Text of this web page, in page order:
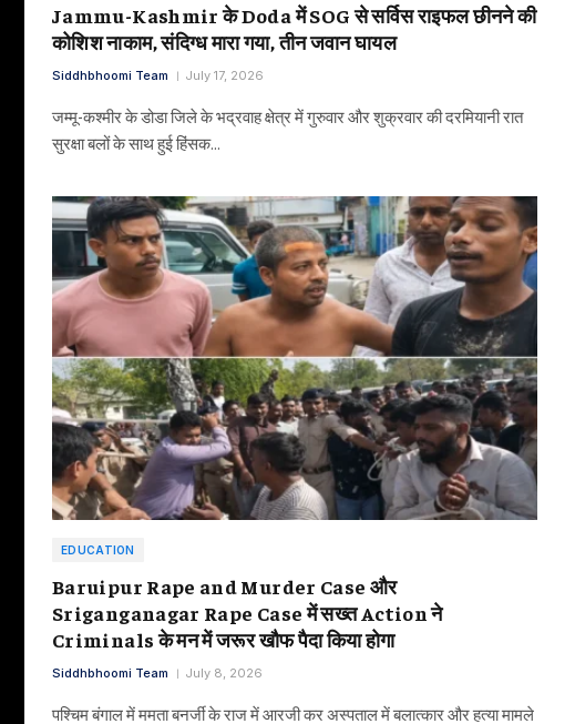
Jammu-Kashmir के Doda में SOG से सर्विस राइफल छीनने की
कोशिश नाकाम, संदिग्ध मारा गया, तीन जवान घायल
Siddhbhoomi Team July 17, 2026
जम्मू-कश्मीर के डोडा जिले के भद्रवाह क्षेत्र में गुरुवार और शुक्रवार की दरमियानी रात
सुरक्षा बलों के साथ हुई हिंसक…
EDUCATION
Baruipur Rape and Murder Case और
Sriganganagar Rape Case में सख्त Action ने
Criminals के मन में जरूर खौफ पैदा किया होगा
Siddhbhoomi Team July 8, 2026
पश्चिम बंगाल में ममता बनर्जी के राज में आरजी कर अस्पताल में बलात्कार और हत्या मामले